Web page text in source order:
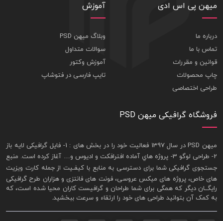
میهن پی اس ادی
درباره ما
تماس با ما
قوانین و مقررات
چاپ محصولات
طراحی اختصاصی
آموزش
وبلاگ میهن PSD
سوالات متداول
آموزش وکتور
تایپ فارسی در فتوشاپ
فروشگاه گرافیکی میهن PSD
ميهن PSD در سال 1397 فعاليت خود را در بخش های : 1-
فايل گرافيکی لايه باز
2- طراحی لوگو 3- پروژه هاي آماده افترافکت و اديوس و… آغاز کرده است. منبع
جستجوی گرافيکی شما برای دسترسی به منابع با کيفـيت از جملهکارت ويزيت
های خاص، پروژه های ميکس عروسی، فونت های فانتزی و هزاران طرح گرافیکی
رايگــان ديگر که همگی برای شما طراحان و گرافيست کاران محيا شده است، که
به کمک آن بتوانيد طراحی های خود را ارتقاء و سرعت ببخشيد.